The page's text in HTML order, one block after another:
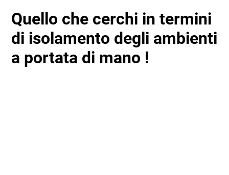
Quello che cerchi in termini
di isolamento degli ambienti
a portata di mano !